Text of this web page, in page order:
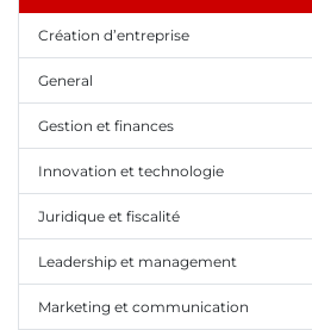
Création d’entreprise
General
Gestion et finances
Innovation et technologie
Juridique et fiscalité
Leadership et management
Marketing et communication